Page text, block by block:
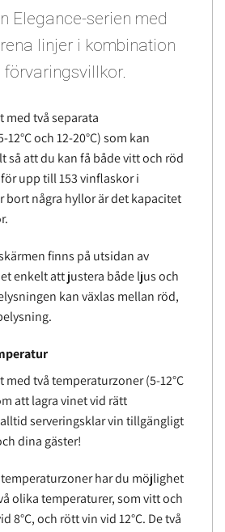
Elegance-serien med
linjer i kombination
med två separata
och 12-20°C) som kan
så att du kan få både vitt och röd
upp till 153 vinflaskor i
bort några hyllor är det kapacitet
finns på utsidan av
enkelt att justera både ljus och
kan växlas mellan röd,
två temperaturzoner (5-12°C
att lagra vinet vid rätt
serveringsklar vin tillgängligt
dina gäster!
har du möjlighet
olika temperaturer, som vitt och
8°C, och rött vin vid 12°C. De två